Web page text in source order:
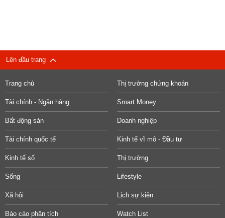
Lên đầu trang
Trang chủ Thị trường chứng khoán
Tài chính - Ngân hàng Smart Money
Bất động sản Doanh nghiệp
Tài chính quốc tế Kinh tế vĩ mô - Đầu tư
Kinh tế số Thị trường
Sống Lifestyle
Xã hội Lịch sự kiện
Báo cáo phân tích Watch List